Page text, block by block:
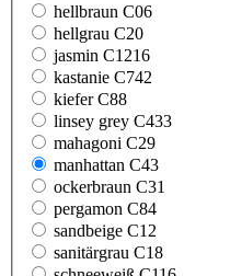
hellbraun C06
hellgrau C20
jasmin C1216
kastanie C742
kiefer C88
linsey grey C433
mahagoni C29
manhattan C43
ockerbraun C31
pergamon C84
sandbeige C12
sanitärgrau C18